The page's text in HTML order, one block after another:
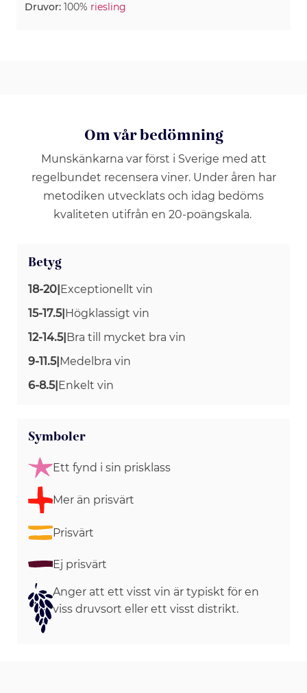
Druvor: 100% riesling
Om vår bedömning
Munskänkarna var först i Sverige med att
regelbundet recensera viner. Under åren har
metodiken utvecklats och idag bedöms
kvaliteten utifrån en 20-poängskala.
Betyg
18-20 Exceptionellt vin
15-17.5| Högklassigt vin
12-14.5| Bra till mycket bra vin
9-11.5| Medelbra vin
6-8.5| Enkelt vin
Symboler
Ett fynd i sin prisklass
Mer än prisvärt
Prisvärt
Ej prisvärt
Anger att ett visst vin är typiskt för en
viss druvsort eller ett visst distrikt.